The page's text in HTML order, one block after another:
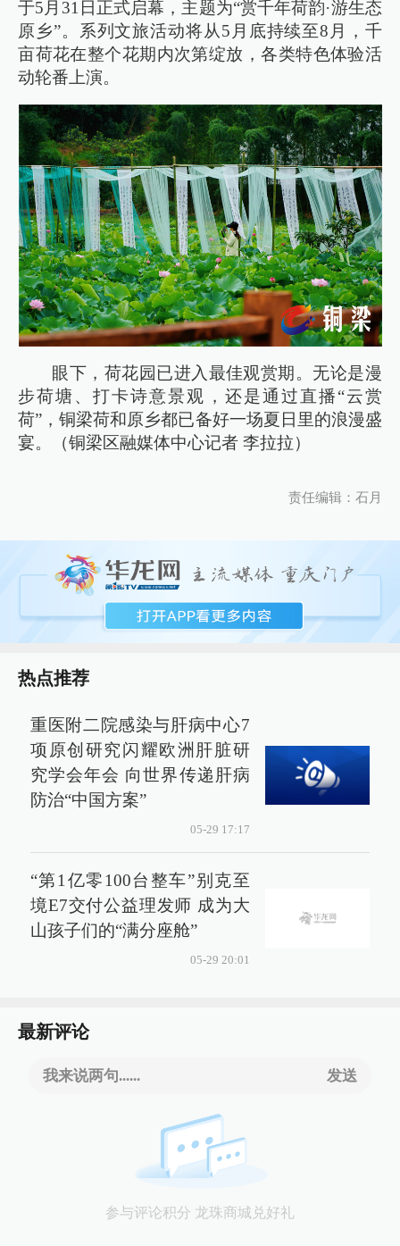
于5月31日正式启幕，主题为“赏千年荷韵·游生态
原乡”。系列文旅活动将从5月底持续至8月，千
亩荷花在整个花期内次第绽放，各类特色体验活
动轮番上演。
眼下，荷花园已进入最佳观赏期。无论是漫
步荷塘、打卡诗意景观，还是通过直播“云赏
荷”，铜梁荷和原乡都已备好一场夏日里的浪漫盛
宴。（铜梁区融媒体中心记者 李拉拉）
责任编辑：石月
热点推荐
重医附二院感染与肝病中心7
项原创研究闪耀欧洲肝脏研
究学会年会 向世界传递肝病
防治“中国方案”
05-29 17:17
“第1亿零100台整车”别克至
境E7交付公益理发师 成为大
山孩子们的“满分座舱”
05-29 20:01
最新评论
我来说两句...... 发送
参与评论积分 龙珠商城兑好礼